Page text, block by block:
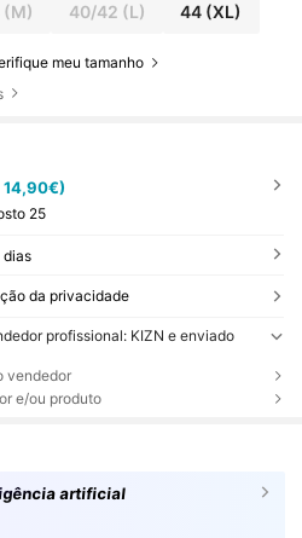
(M) 40/42 (L) 44 (XL)
meu tamanho
14,90€)
25
dias
da privacidade
profissional: KIZN e enviado
vendedor
e/ou produto
artificial